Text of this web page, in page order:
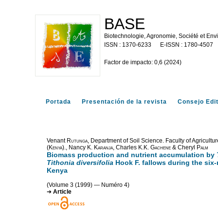
BASE
Biotechnologie, Agronomie, Société et
1370-6233
1780-4507
Factor de impacto: 0,6 (2024)
Portada Presentación de la revista Consejo
Venant Rutunga, Department of Soil Science. Faculty of
(Kenya)., Nancy K. Karanja, Charles K.K. Gachene & Cheryl Palm
Biomass production and nutrient accumulation by
Tithonia diversifolia Hook F. fallows during the
Kenya
(Volume 3 (1999) — Numéro 4)
Article